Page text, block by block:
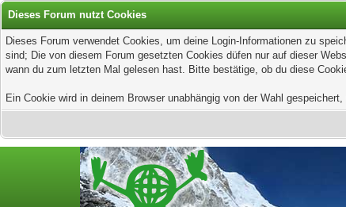
Dieses Forum nutzt Cookies
Dieses Forum verwendet Cookies, um deine Login-Informationen zu
sind; Die von diesem Forum gesetzten Cookies düfen nur auf dieser
wann du zum letzten Mal gelesen hast. Bitte bestätige, ob du diese
Ein Cookie wird in deinem Browser unabhängig von der Wahl